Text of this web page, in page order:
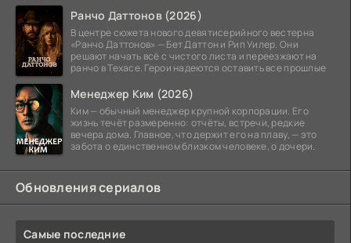
Ранчо Даттонов (2026)
В центре сюжета нового девятисерийного вестерна
«Ранчо Даттонов» — Бет Даттон и Рип Уилер. Они
решают начать всё с чистого листа и переезжают на
ранчо в Техасе. Герои надеются оставить все прошлые
Менеджер Ким (2026)
Ким — обычный менеджер крупной корпорации. Его
жизнь течёт размеренно: отчёты, встречи, редкие
вечера дома. Главное, что держит его на плаву, — это
забота о единственном близком человеке, о дочери.
Обновления сериалов
Самые последние